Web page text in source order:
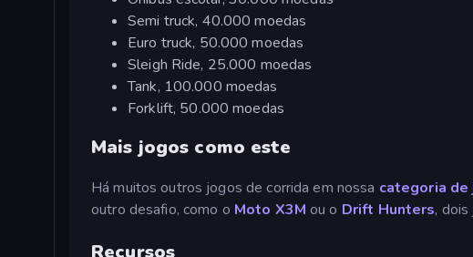
Semi truck, 40.000 moedas
Euro truck, 50.000 moedas
Sleigh Ride, 25.000 moedas
Tank, 100.000 moedas
Forklift, 50.000 moedas
Mais jogos como este
Há muitos outros jogos de corrida em nossa categoria
outro desafio, como o Moto X3Mou o Drift Hunters,
Recursos